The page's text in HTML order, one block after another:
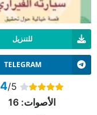
للتنزيل
TELEGRAM
4/5
الأصوات:16